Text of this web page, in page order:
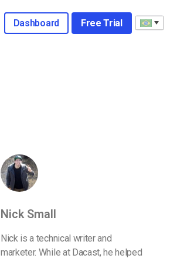
Dashboard Free Trial
Nick Small
Nick is a technical writer and
marketer. While at Dacast, he helped